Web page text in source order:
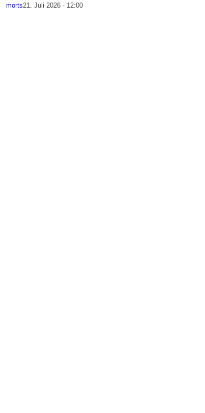
morts21. Juli 2026 - 12:00